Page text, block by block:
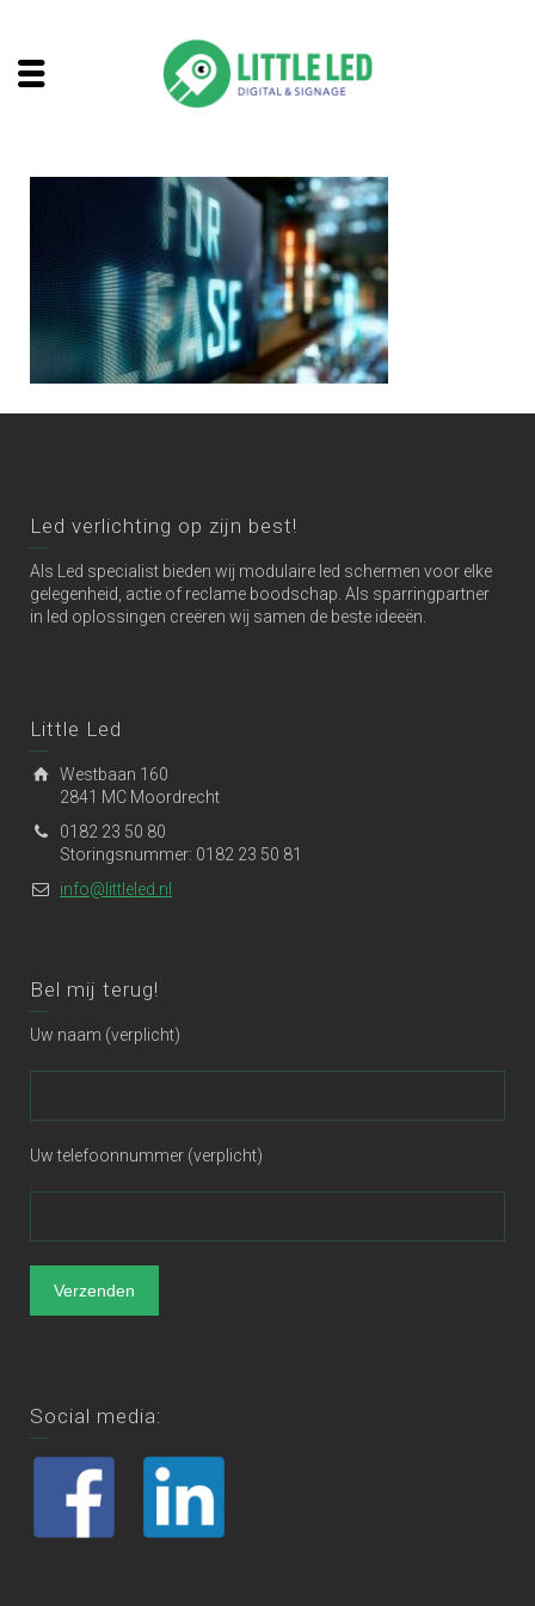
Led verlichting op zijn best!
Als Led specialist bieden wij modulaire led schermen voor elke
gelegenheid, actie of reclame boodschap. Als sparringpartner
in led oplossingen creëren wij samen de beste ideeën.
Little Led
Westbaan 160
2841 MC Moordrecht
0182 23 50 80
Storingsnummer: 0182 23 50 81
info@littleled.nl
Bel mij terug!
Uw naam (verplicht)
Uw telefoonnummer (verplicht)
Social media: